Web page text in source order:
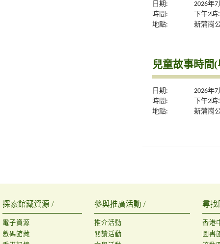
日期:
2026年
時間:
下午2
地點:
新蒲崗
兒童故事時間
日期:
2026年
時間:
下午2
地點:
新蒲崗
探索館藏資源 /
電子資源
數碼館藏
參與推廣活動 /
推介活動
閱讀活動
尋找
香港
圖書